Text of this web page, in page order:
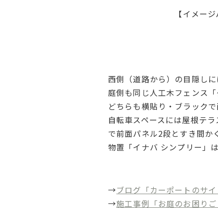
【イメー
西側（道路から）の目隠し
庭側も同じ人工木フェンス
どちらも横貼り・ブラック
自転車スペースには屋根テ
で前面パネル2段とすき間か
物置「イナバ シンプリー」
→ブログ「カーポートのサ
→施工事例「お庭のお困り